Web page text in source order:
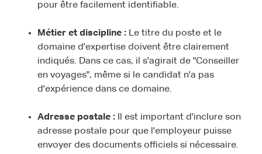
pour être facilement identifiable.
Métier et discipline : Le titre du poste et le
domaine d'expertise doivent être clairement
indiqués. Dans ce cas, il s'agirait de "Conseiller
en voyages", même si le candidat n'a pas
d'expérience dans ce domaine.
Adresse postale : Il est important d'inclure son
adresse postale pour que l'employeur puisse
envoyer des documents officiels si nécessaire.